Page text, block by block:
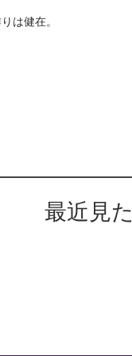
は健在。
最近見